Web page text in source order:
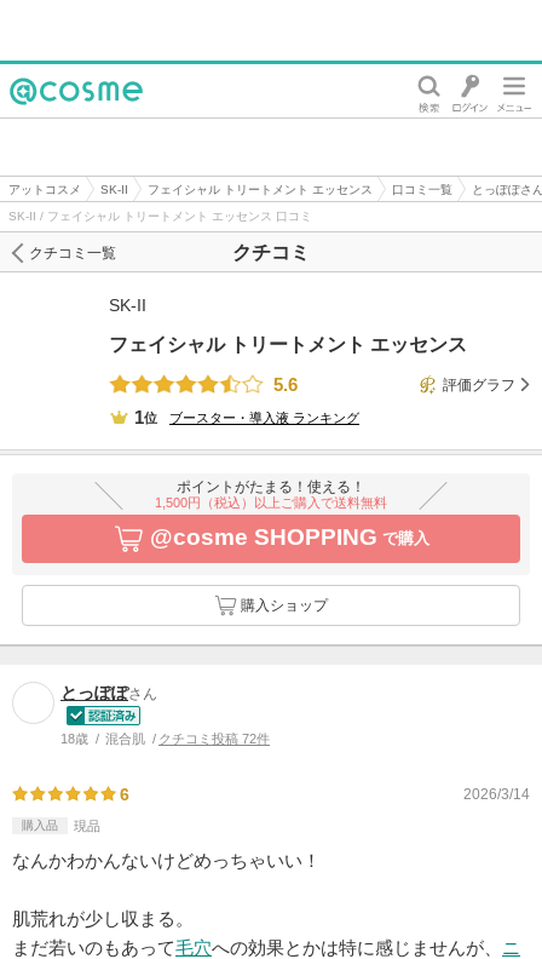
アットコスメ SK-II フェイシャル トリートメント エッセンス 口コミ一覧
とっぽぽさ
SK-II / フェイシャル トリートメント エッセンス 口コミ
クチコミ
クチコミ一覧
SK-II
フェイシャル トリートメント エッセンス
5.6
評価グラフ
1位 ブースター・導入液 ランキング
ポイントがたまる！使える！
1,500円（税込）以上ご購入で送料無料
@cosme SHOPPING で購入
購入ショップ
とっぽぽさん
18歳 混合肌 クチコミ投稿 72件
6 2026/3/14
購入品 現品
なんかわかんないけどめっちゃいい！
肌荒れが少し収まる。
まだ若いのもあって毛穴への効果とかは特に感じませんが、 ニ